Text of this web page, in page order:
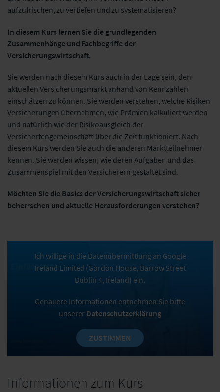
aufzufrischen, zu vertiefen und zu systematisieren?
In diesem Kurs lernen Sie die grundlegenden
Zusammenhänge und Fachbegriffe der
Versicherungswirtschaft.
Sie werden nach diesem Kurs auch in der Lage sein, den
aktuellen Versicherungsmarkt anhand von Kennzahlen
einschätzen zu können. Sie werden verstehen, welche Risiken
Versicherungen übernehmen, wie Prämien kalkuliert werden
und natürlich wie der Risikoausgleich der
Versichertengemeinschaft über die Zeit funktioniert. Nach
diesem Kurs werden Sie auch die anderen Marktteilnehmer
kennen. Sie werden wissen, wie deren Aufgaben und das
Zusammenspiel mit den Versicherern gestaltet sind.
Möchten Sie die Basics der Versicherungswirtschaft sicher
beherrschen und aktuelle Herausforderungen verstehen?
Ich willige in die Datenübermittlung an Google
Ireland Limited (Gordon House, Barrow Street
Dublin 4, Ireland) ein.
Genauere Informationen entnehmen Sie bitte
unserer Datenschutzerklärung
ZUSTIMMEN
Informationen zum Kurs